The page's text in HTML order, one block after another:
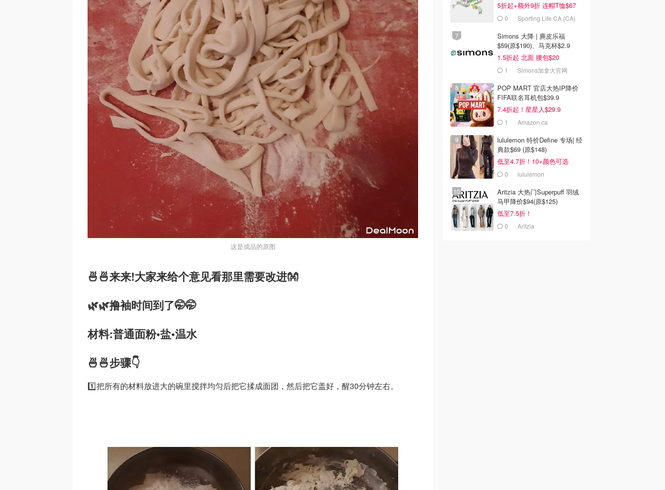
这是成品的原图
🍜🍜来来!大家来给个意见看那里需要改进👐
🌿🌿撸袖时间到了🤭🤭
材料:普通面粉•盐•温水
🍜🍜步骤👇
1️⃣把所有的材料放进大的碗里搅拌均匀后把它揉成面团，然后把它盖好，醒30分钟左右。
5折起+额外9折 连帽T恤$67
0 Sporting Life CA (CA)
Simons 大降 | 麂皮乐福
$59(原$190)、马克杯$2.9
1.5折起 北面 腰包$20
1 Simons加拿大官网
POP MART 官店大热IP降价
FIFA联名耳机包$39.9
7.4折起！星星人$29.9
1 Amazon.ca
lululemon 特价Define 专场| 经
典款$69 (原$148)
低至4.7折！10+颜色可选
0 lululemon
Aritzia 大热门Superpuff 羽绒
马甲降价$94(原$125)
低至7.5折！
0 Aritzia